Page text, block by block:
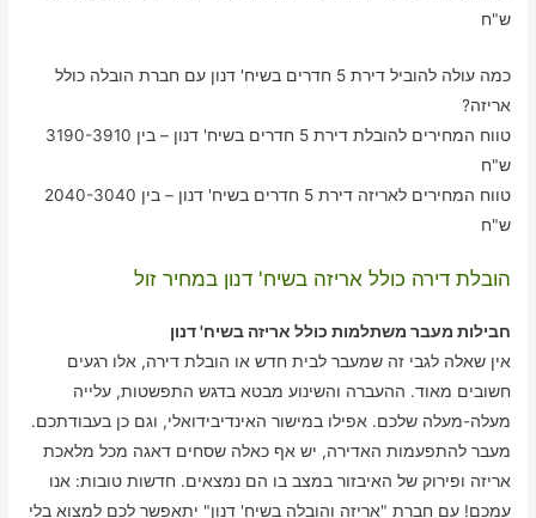
ש"ח
כמה עולה להוביל דירת 5 חדרים בשיח' דנון עם חברת הובלה כולל
אריזה?
טווח המחירים להובלת דירת 5 חדרים בשיח' דנון – בין 3190-3910
ש"ח
טווח המחירים לאריזה דירת 5 חדרים בשיח' דנון – בין 2040-3040
ש"ח
הובלת דירה כולל אריזה בשיח' דנון במחיר זול
חבילות מעבר משתלמות כולל אריזה בשיח' דנון
אין שאלה לגבי זה שמעבר לבית חדש או הובלת דירה, אלו רגעים
חשובים מאוד. ההעברה והשינוע מבטא בדגש התפשטות, עלייה
מעלה-מעלה שלכם. אפילו במישור האינדיבידואלי, וגם כן בעבודתכם.
מעבר להתפעמות האדירה, יש אף כאלה שסחים דאגה מכל מלאכת
אריזה ופירוק של האיבזור במצב בו הם נמצאים. חדשות טובות: אנו
עמכם! עם חברת "אריזה והובלה בשיח' דנון" יתאפשר לכם למצוא בלי